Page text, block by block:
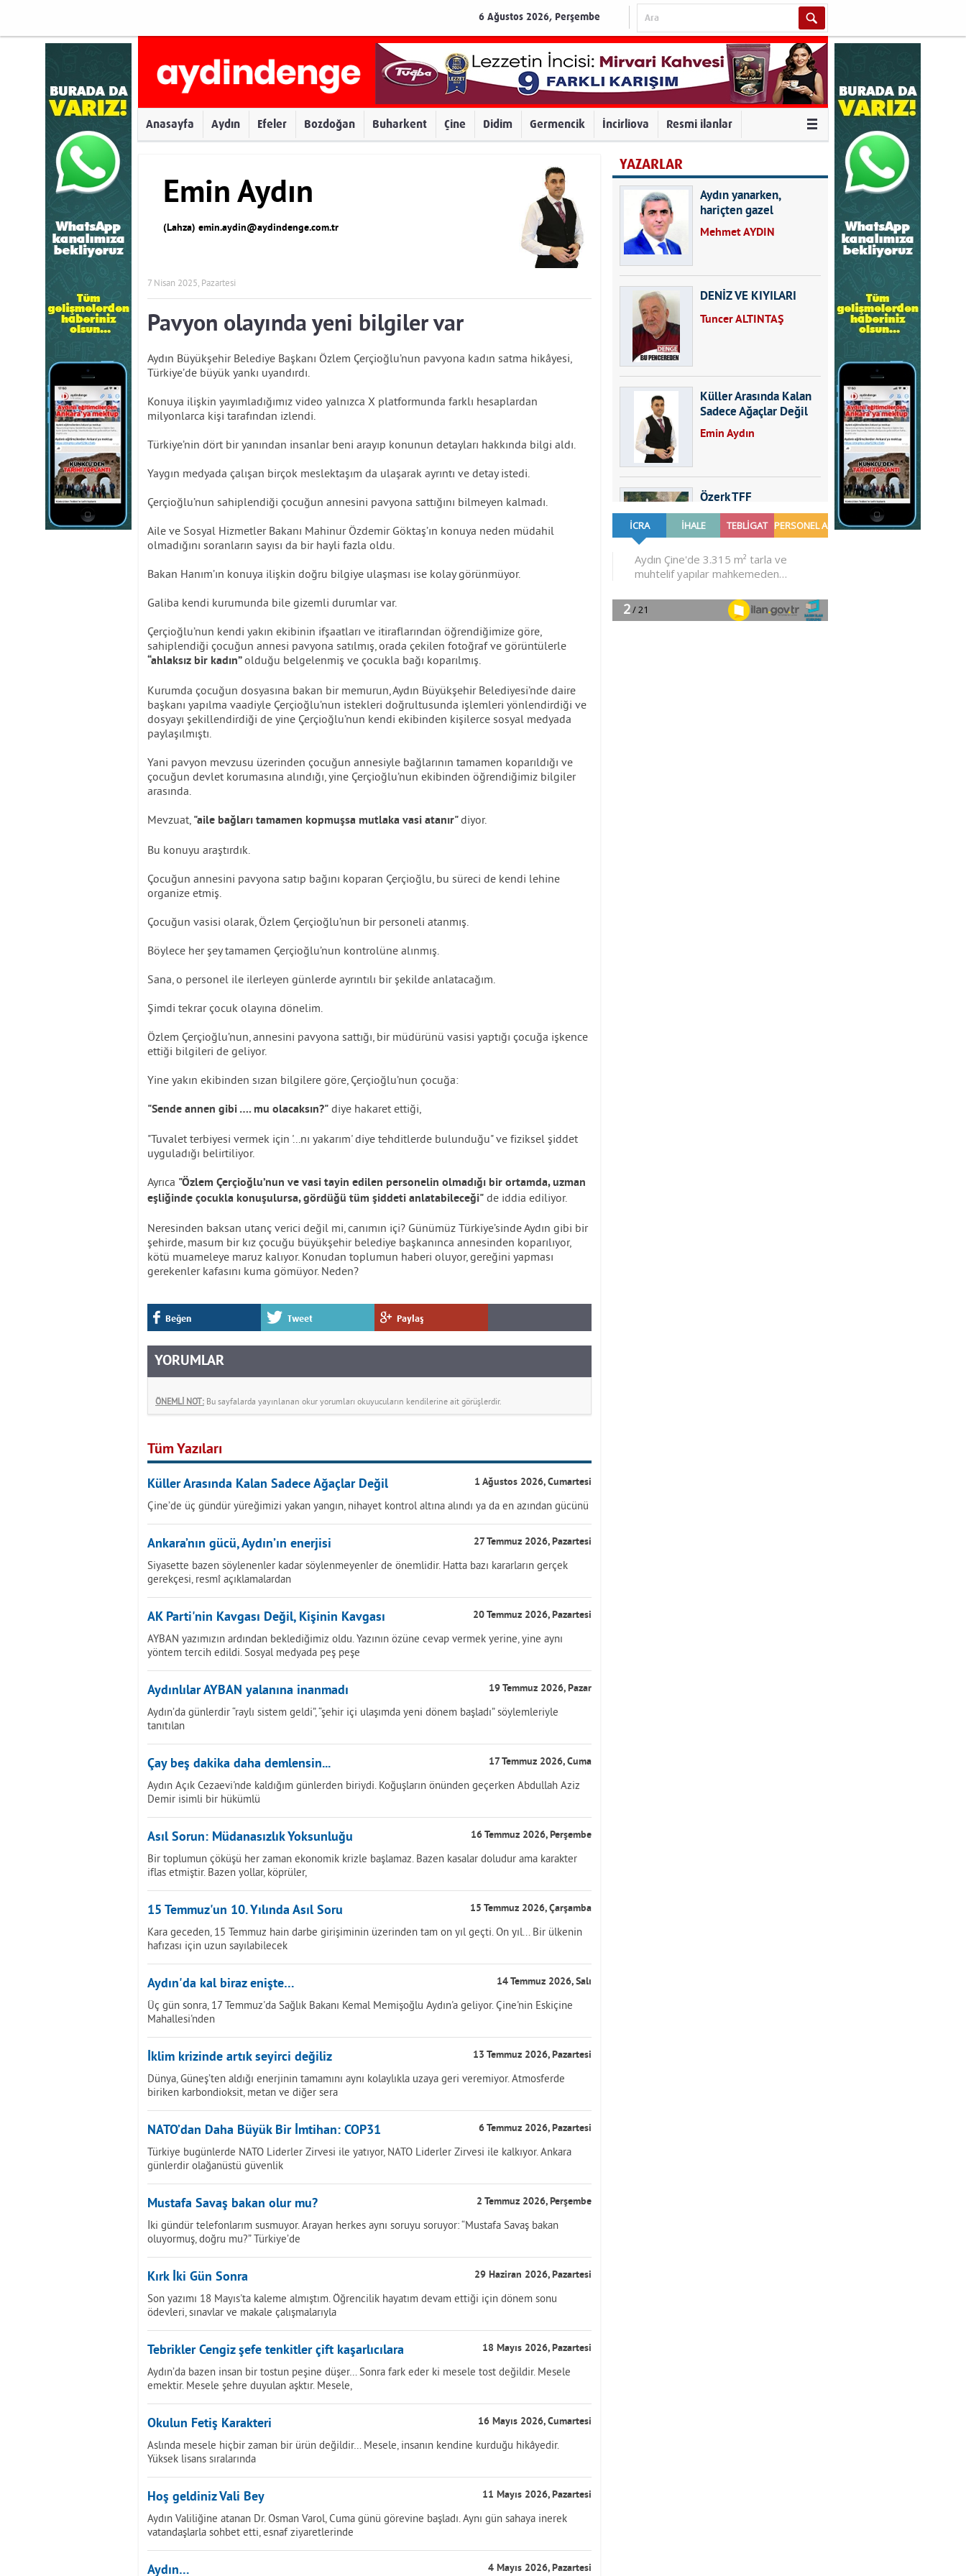
6 Ağustos 2026, Perşembe
Anasayfa Aydın Efeler Bozdoğan Buharkent Çine Didim Germencik İncirliova Resmi ilanlar
Emin Aydın
(Lahza) emin.aydin@aydindenge.com.tr
7 Nisan 2025, Pazartesi
Pavyon olayında yeni bilgiler var
Aydın Büyükşehir Belediye Başkanı Özlem Çerçioğlu’nun pavyona kadın satma hikâyesi,
Türkiye’de büyük yankı uyandırdı.
Konuya ilişkin yayımladığımız video yalnızca X platformunda farklı hesaplardan
milyonlarca kişi tarafından izlendi.
Türkiye’nin dört bir yanından insanlar beni arayıp konunun detayları hakkında bilgi aldı.
Yaygın medyada çalışan birçok meslektaşım da ulaşarak ayrıntı ve detay istedi.
Çerçioğlu’nun sahiplendiği çocuğun annesini pavyona sattığını bilmeyen kalmadı.
Aile ve Sosyal Hizmetler Bakanı Mahinur Özdemir Göktaş’ın konuya neden müdahil
olmadığını soranların sayısı da bir hayli fazla oldu.
Bakan Hanım’ın konuya ilişkin doğru bilgiye ulaşması ise kolay görünmüyor.
Galiba kendi kurumunda bile gizemli durumlar var.
Çerçioğlu’nun kendi yakın ekibinin ifşaatları ve itiraflarından öğrendiğimize göre,
sahiplendiği çocuğun annesi pavyona satılmış, orada çekilen fotoğraf ve görüntülerle
“ahlaksız bir kadın”olduğu belgelenmiş ve çocukla bağı koparılmış.
Kurumda çocuğun dosyasına bakan bir memurun, Aydın Büyükşehir Belediyesi’nde daire
başkanı yapılma vaadiyle Çerçioğlu’nun istekleri doğrultusunda işlemleri yönlendirdiği ve
dosyayı şekillendirdiği de yine Çerçioğlu’nun kendi ekibinden kişilerce sosyal medyada
paylaşılmıştı.
Yani pavyon mevzusu üzerinden çocuğun annesiyle bağlarının tamamen koparıldığı ve
çocuğun devlet korumasına alındığı, yine Çerçioğlu’nun ekibinden öğrendiğimiz bilgiler
arasında.
Mevzuat, "aile bağları tamamen kopmuşsa mutlaka vasi atanır"diyor.
Bu konuyu araştırdık.
Çocuğun annesini pavyona satıp bağını koparan Çerçioğlu, bu süreci de kendi lehine
organize etmiş.
Çocuğun vasisi olarak, Özlem Çerçioğlu’nun bir personeli atanmış.
Böylece her şey tamamen Çerçioğlu’nun kontrolüne alınmış.
Sana, o personel ile ilerleyen günlerde ayrıntılı bir şekilde anlatacağım.
Şimdi tekrar çocuk olayına dönelim.
Özlem Çerçioğlu’nun, annesini pavyona sattığı, bir müdürünü vasisi yaptığı çocuğa işkence
ettiği bilgileri de geliyor.
Yine yakın ekibinden sızan bilgilere göre, Çerçioğlu’nun çocuğa:
"Sende annen gibi …. mu olacaksın?" diye hakaret ettiği,
"Tuvalet terbiyesi vermek için '...nı yakarım' diye tehditlerde bulunduğu" ve fiziksel şiddet
uyguladığı belirtiliyor.
Ayrıca "Özlem Çerçioğlu’nun ve vasi tayin edilen personelin olmadığı bir ortamda, uzman
eşliğinde çocukla konuşulursa, gördüğü tüm şiddeti anlatabileceği" de iddia ediliyor.
Neresinden baksan utanç verici değil mi, canımın içi? Günümüz Türkiye’sinde Aydın gibi bir
şehirde, masum bir kız çocuğu büyükşehir belediye başkanınca annesinden koparılıyor,
kötü muameleye maruz kalıyor. Konudan toplumun haberi oluyor, gereğini yapması
gerekenler kafasını kuma gömüyor. Neden?
Beğen Tweet Paylaş
YORUMLAR
ÖNEMLİ NOT: Bu sayfalarda yayınlanan okur yorumları okuyucuların kendilerine ait görüşlerdir.
Tüm Yazıları
Küller Arasında Kalan Sadece Ağaçlar Değil 1 Ağustos 2026, Cumartesi
Çine’de üç gündür yüreğimizi yakan yangın, nihayet kontrol altına alındı ya da en azından gücünü
Ankara’nın gücü, Aydın’ın enerjisi 27 Temmuz 2026, Pazartesi
Siyasette bazen söylenenler kadar söylenmeyenler de önemlidir. Hatta bazı kararların gerçek
gerekçesi, resmî açıklamalardan
AK Parti'nin Kavgası Değil, Kişinin Kavgası 20 Temmuz 2026, Pazartesi
AYBAN yazımızın ardından beklediğimiz oldu. Yazının özüne cevap vermek yerine, yine aynı
yöntem tercih edildi. Sosyal medyada peş peşe
Aydınlılar AYBAN yalanına inanmadı 19 Temmuz 2026, Pazar
Aydın’da günlerdir “raylı sistem geldi”, “şehir içi ulaşımda yeni dönem başladı” söylemleriyle
tanıtılan
Çay beş dakika daha demlensin... 17 Temmuz 2026, Cuma
Aydın Açık Cezaevi'nde kaldığım günlerden biriydi. Koğuşların önünden geçerken Abdullah Aziz
Demir isimli bir hükümlü
Asıl Sorun: Müdanasızlık Yoksunluğu 16 Temmuz 2026, Perşembe
Bir toplumun çöküşü her zaman ekonomik krizle başlamaz. Bazen kasalar doludur ama karakter
iflas etmiştir. Bazen yollar, köprüler,
15 Temmuz'un 10. Yılında Asıl Soru 15 Temmuz 2026, Çarşamba
Kara geceden, 15 Temmuz hain darbe girişiminin üzerinden tam on yıl geçti. On yıl... Bir ülkenin
hafızası için uzun sayılabilecek
Aydın'da kal biraz enişte… 14 Temmuz 2026, Salı
Üç gün sonra, 17 Temmuz'da Sağlık Bakanı Kemal Memişoğlu Aydın'a geliyor. Çine'nin Eskiçine
Mahallesi'nden
İklim krizinde artık seyirci değiliz 13 Temmuz 2026, Pazartesi
Dünya, Güneş’ten aldığı enerjinin tamamını aynı kolaylıkla uzaya geri veremiyor. Atmosferde
biriken karbondioksit, metan ve diğer sera
NATO’dan Daha Büyük Bir İmtihan: COP31 6 Temmuz 2026, Pazartesi
Türkiye bugünlerde NATO Liderler Zirvesi ile yatıyor, NATO Liderler Zirvesi ile kalkıyor. Ankara
günlerdir olağanüstü güvenlik
Mustafa Savaş bakan olur mu? 2 Temmuz 2026, Perşembe
İki gündür telefonlarım susmuyor. Arayan herkes aynı soruyu soruyor: “Mustafa Savaş bakan
oluyormuş, doğru mu?” Türkiye’de
Kırk İki Gün Sonra 29 Haziran 2026, Pazartesi
Son yazımı 18 Mayıs'ta kaleme almıştım. Öğrencilik hayatım devam ettiği için dönem sonu
ödevleri, sınavlar ve makale çalışmalarıyla
Tebrikler Cengiz şefe tenkitler çift kaşarlıcılara 18 Mayıs 2026, Pazartesi
Aydın’da bazen insan bir tostun peşine düşer… Sonra fark eder ki mesele tost değildir. Mesele
emektir. Mesele şehre duyulan aşktır. Mesele,
Okulun Fetiş Karakteri 16 Mayıs 2026, Cumartesi
Aslında mesele hiçbir zaman bir ürün değildir… Mesele, insanın kendine kurduğu hikâyedir.
Yüksek lisans sıralarında
Hoş geldiniz Vali Bey 11 Mayıs 2026, Pazartesi
Aydın Valiliğine atanan Dr. Osman Varol, Cuma günü görevine başladı. Aynı gün sahaya inerek
vatandaşlarla sohbet etti, esnaf ziyaretlerinde
Aydın… 4 Mayıs 2026, Pazartesi
YAZARLAR
Aydın yanarken,
hariçten gazel
okuyarak kalpleri de
Mehmet AYDIN
DENİZ VE KIYILARI
Tuncer ALTINTAŞ
Küller Arasında Kalan
Sadece Ağaçlar Değil
Emin Aydın
Özerk TFF
Furkan SARICA
GÜNDEMDE NELER
OLMALI?